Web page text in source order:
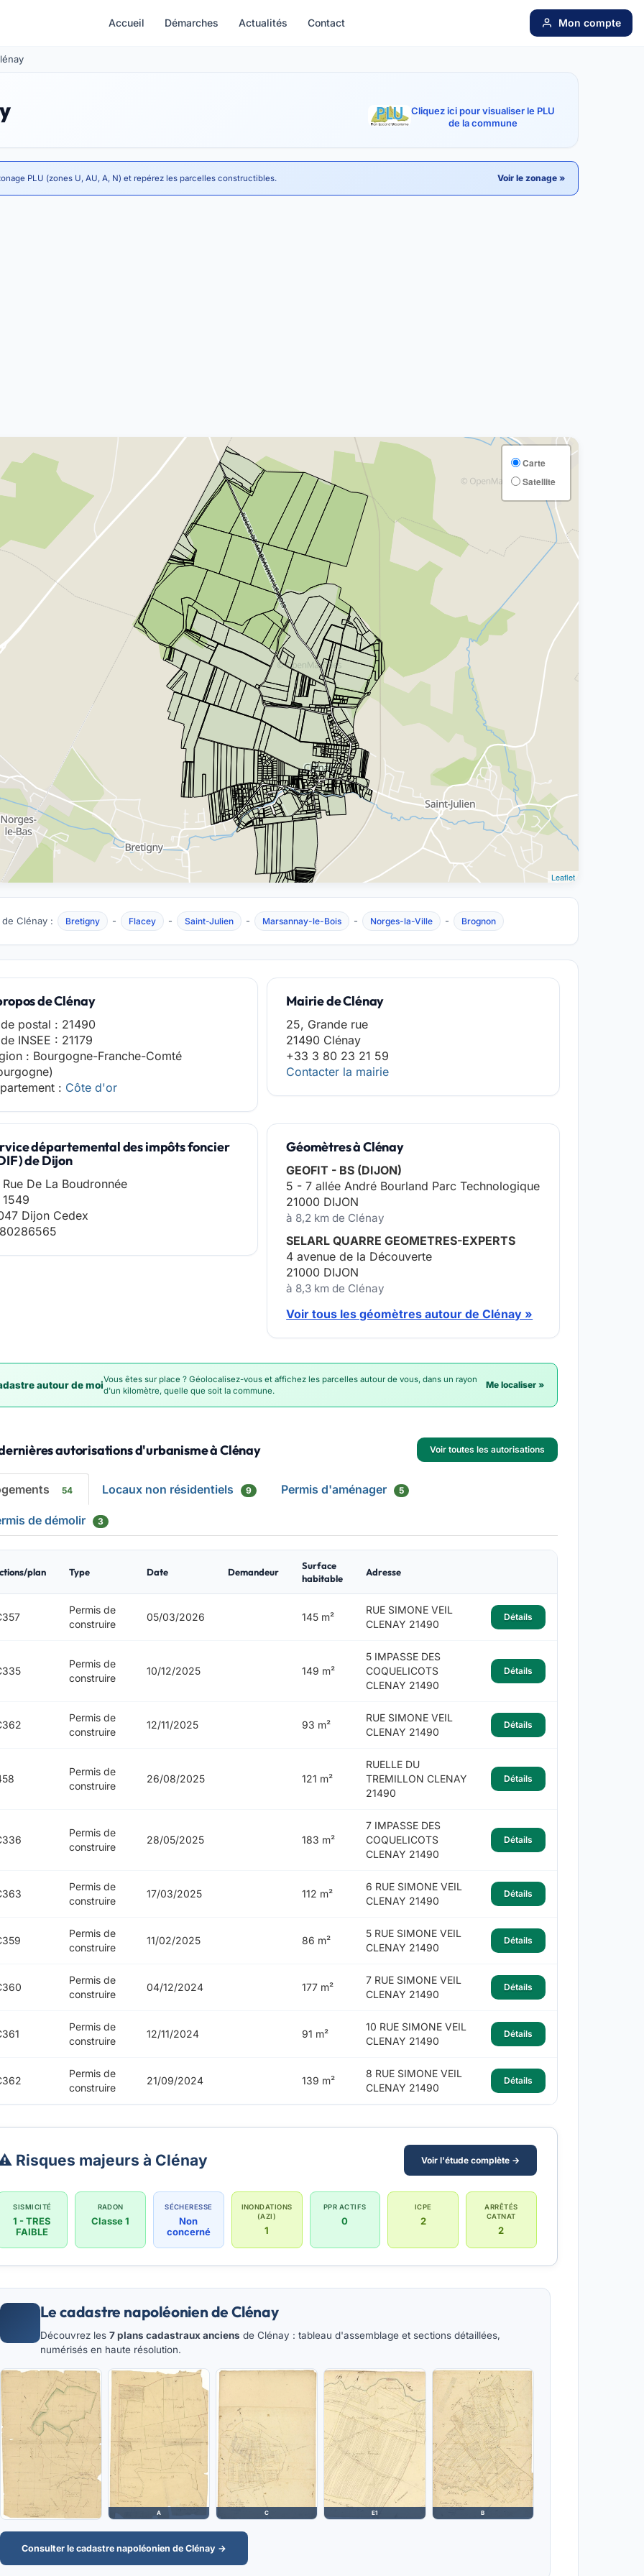
Accueil Démarches Actualités Contact Mon compte
Cliquez ici pour visualiser le PLU
de la commune
PLU (zones U, AU, A, N) et repérez les parcelles constructibles. Voir le zonage »
Carte
Satellite
Leaflet
Clénay : Bretigny - Flacey - Saint-Julien - Marsannay-le-Bois - Norges-la-Ville - Brognon
de Clénay
postal : 21490
INSEE : 21179
: Bourgogne-Franche-Comté
: Côte d'or
Mairie de Clénay
25, Grande rue
21490 Clénay
+33 3 80 23 21 59
Contacter la mairie
départemental des impôts foncier
de Dijon
De La Boudronnée
1549
Dijon Cedex
Géomètres à Clénay
GEOFIT - BS (DIJON)
5 - 7 allée André Bourland Parc Technologique
21000 DIJON
à 8,2 km de Clénay
SELARL QUARRE GEOMETRES-EXPERTS
4 avenue de la Découverte
21000 DIJON
à 8,3 km de Clénay
Voir tous les géomètres autour de Clénay »
autour de moiVous êtes sur place ? Géolocalisez-vous et affichez les parcelles autour de vous, dans un rayon
d'un kilomètre, quelle que soit la commune.
Me localiser »
autorisations d'urbanisme à Clénay Voir toutes les autorisations
54 Locaux non résidentiels 9 Permis d'aménager 5
de démolir 3
plan Type Date Demandeur
Surface
habitable
Adresse
Permis de
construire
05/03/2026 145 m²
RUE SIMONE VEIL
CLENAY 21490
Détails
Permis de
construire
10/12/2025 149 m²
5 IMPASSE DES
COQUELICOTS
CLENAY 21490
Détails
Permis de
construire
12/11/2025 93 m²
RUE SIMONE VEIL
CLENAY 21490
Détails
Permis de
construire
26/08/2025 121 m²
RUELLE DU
TREMILLON CLENAY
21490
Détails
Permis de
construire
28/05/2025 183 m²
7 IMPASSE DES
COQUELICOTS
CLENAY 21490
Détails
Permis de
construire
17/03/2025 112 m²
6 RUE SIMONE VEIL
CLENAY 21490
Détails
Permis de
construire
11/02/2025 86 m²
5 RUE SIMONE VEIL
CLENAY 21490
Détails
Permis de
construire
04/12/2024 177 m²
7 RUE SIMONE VEIL
CLENAY 21490
Détails
Permis de
construire
12/11/2024 91 m²
10 RUE SIMONE VEIL
CLENAY 21490
Détails
Permis de
construire
21/09/2024 139 m²
8 RUE SIMONE VEIL
CLENAY 21490
Détails
Risques majeurs à Clénay Voir l'étude complète →
SISMICITÉ
1 - TRES
FAIBLE
RADON
Classe 1
SÉCHERESSE
Non
concerné
INONDATIONS
(AZI)
1
PPR ACTIFS
0
ICPE
2
ARRÊTÉS
CATNAT
2
Le cadastre napoléonien de Clénay
Découvrez les 7 plans cadastraux anciens de Clénay : tableau d'assemblage et sections détaillées,
numérisés en haute résolution.
A C E1 B
Consulter le cadastre napoléonien de Clénay →